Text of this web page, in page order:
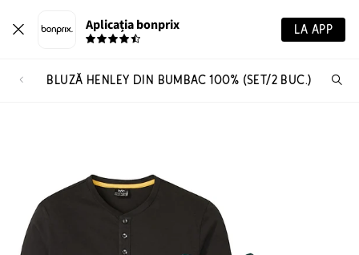
Aplicația bonprix LA APP
BLUZĂ HENLEY DIN BUMBAC 100% (SET/2 BUC.)